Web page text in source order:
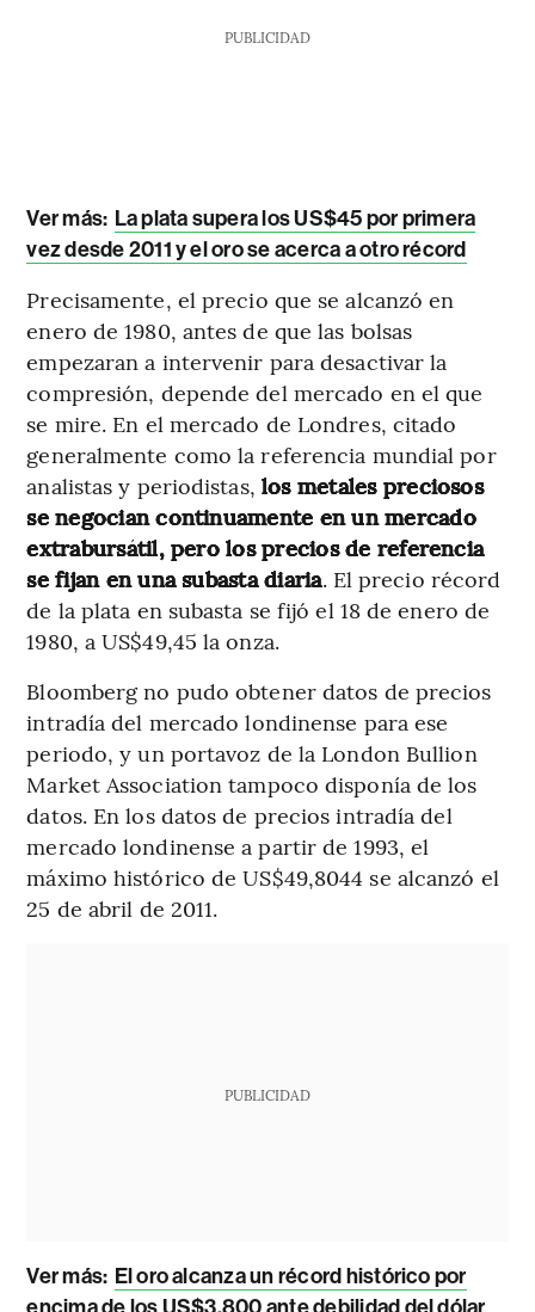
PUBLICIDAD
Ver más: La plata supera los US$45 por primera
vez desde 2011 y el oro se acerca a otro récord
Precisamente, el precio que se alcanzó en
enero de 1980, antes de que las bolsas
empezaran a intervenir para desactivar la
compresión, depende del mercado en el que
se mire. En el mercado de Londres, citado
generalmente como la referencia mundial por
analistas y periodistas, los metales preciosos
se negocian continuamente en un mercado
extrabursátil, pero los precios de referencia
se fijan en una subasta diaria. El precio récord
de la plata en subasta se fijó el 18 de enero de
1980, a US$49,45 la onza.
Bloomberg no pudo obtener datos de precios
intradía del mercado londinense para ese
periodo, y un portavoz de la London Bullion
Market Association tampoco disponía de los
datos. En los datos de precios intradía del
mercado londinense a partir de 1993, el
máximo histórico de US$49,8044 se alcanzó el
25 de abril de 2011.
PUBLICIDAD
Ver más: El oro alcanza un récord histórico por